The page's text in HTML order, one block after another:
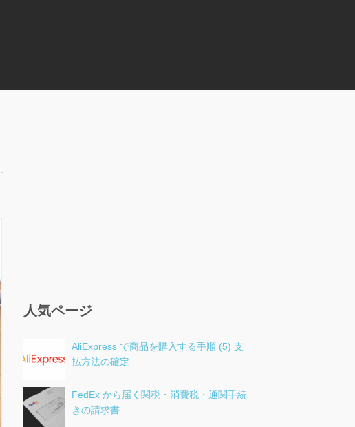
人気ページ
AliExpress で商品を購入する手順 (5) 支
払方法の確定
FedEx から届く関税・消費税・通関手続
きの請求書